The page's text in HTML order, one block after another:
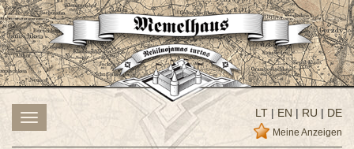
Toggle
navigation
LT | EN | RU | DE
Meine Anzeigen